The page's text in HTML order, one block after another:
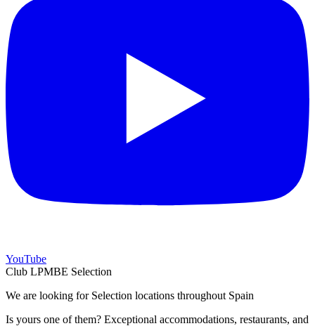
YouTube
Club LPMBE Selection
We are looking for Selection locations throughout Spain
Is yours one of them? Exceptional accommodations, restaurants, and